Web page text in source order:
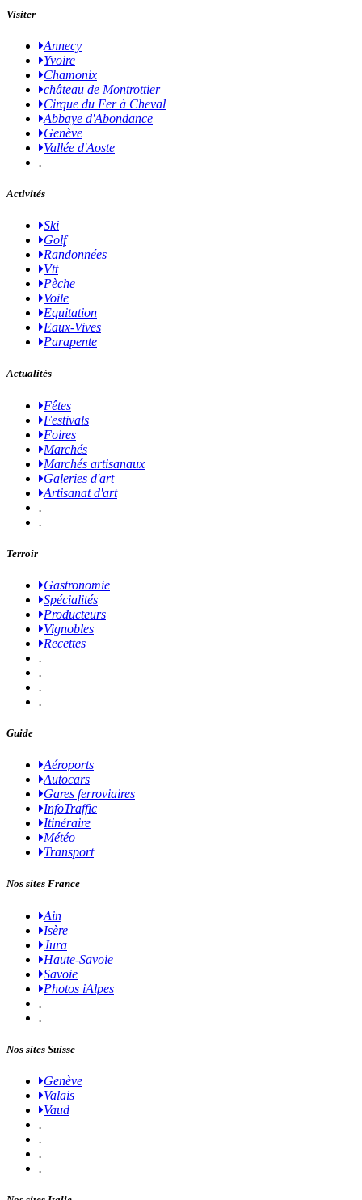
Visiter
Annecy
Yvoire
Chamonix
château de Montrottier
Cirque du Fer à Cheval
Abbaye d'Abondance
Genève
Vallée d'Aoste
.
Activités
Ski
Golf
Randonnées
Vtt
Pèche
Voile
Equitation
Eaux-Vives
Parapente
Actualités
Fêtes
Festivals
Foires
Marchés
Marchés artisanaux
Galeries d'art
Artisanat d'art
.
.
Terroir
Gastronomie
Spécialités
Producteurs
Vignobles
Recettes
.
.
.
.
Guide
Aéroports
Autocars
Gares ferroviaires
InfoTraffic
Itinéraire
Météo
Transport
Nos sites France
Ain
Isère
Jura
Haute-Savoie
Savoie
Photos iAlpes
.
.
Nos sites Suisse
Genève
Valais
Vaud
.
.
.
.